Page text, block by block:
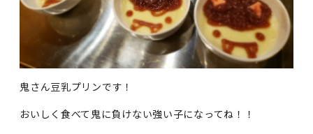
鬼さん豆乳プリンです！
おいしく食べて鬼に負けない強い子になってね！！